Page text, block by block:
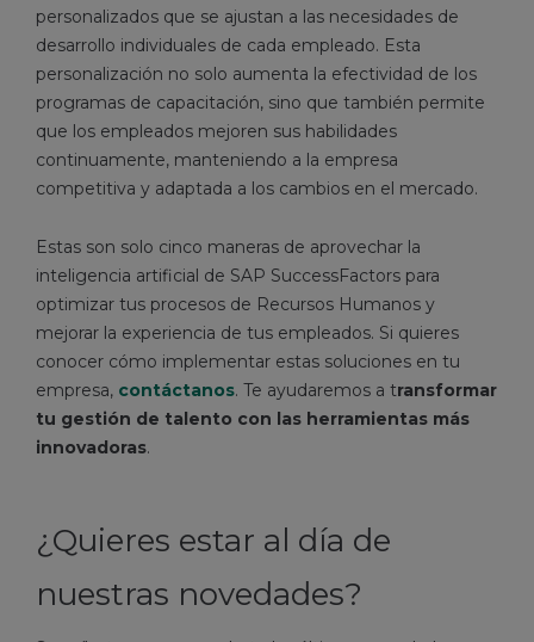
personalizados que se ajustan a las necesidades de
desarrollo individuales de cada empleado. Esta
personalización no solo aumenta la efectividad de los
programas de capacitación, sino que también permite
que los empleados mejoren sus habilidades
continuamente, manteniendo a la empresa
competitiva y adaptada a los cambios en el mercado.
Estas son solo cinco maneras de aprovechar la
inteligencia artificial de SAP SuccessFactors para
optimizar tus procesos de Recursos Humanos y
mejorar la experiencia de tus empleados. Si quieres
conocer cómo implementar estas soluciones en tu
empresa, contáctanos. Te ayudaremos a transformar
tu gestión de talento con las herramientas más
innovadoras.
¿Quieres estar al día de
nuestras novedades?